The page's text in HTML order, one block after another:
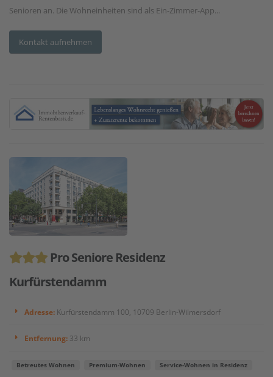
Senioren an. Die Wohneinheiten sind als Ein-Zimmer-App...
Kontakt aufnehmen
Pro Seniore Residenz
Kurfürstendamm
Adresse: Kurfürstendamm 100, 10709 Berlin-Wilmersdorf
Entfernung: 33 km
Betreutes Wohnen Premium-Wohnen Service-Wohnen in Residenz